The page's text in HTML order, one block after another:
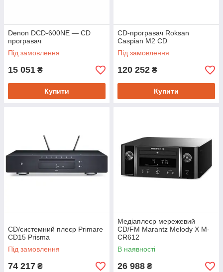
Denon DCD-600NE — CD
програвач
Під замовлення
15 051 ₴
Купити
CD-програвач Roksan
Caspian M2 CD
Під замовлення
120 252 ₴
Купити
CD/системний плеєр Primare
CD15 Prisma
Під замовлення
74 217 ₴
Медіаплеєр мережевий
CD/FM Marantz Melody X M-
CR612
В наявності
26 988 ₴